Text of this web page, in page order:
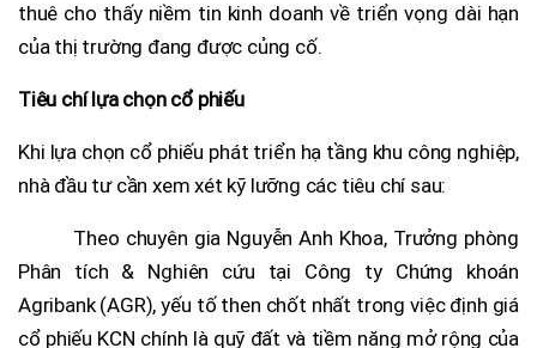
thuê cho thấy niềm tin kinh doanh về triển vọng dài hạn
của thị trường đang được củng cố.
Tiêu chí lựa chọn cổ phiếu
Khi lựa chọn cổ phiếu phát triển hạ tầng khu công nghiệp,
nhà đầu tư cần xem xét kỹ lưỡng các tiêu chí sau:
Theo chuyên gia Nguyễn Anh Khoa, Trưởng phòng
Phân tích & Nghiên cứu tại Công ty Chứng khoán
Agribank (AGR), yếu tố then chốt nhất trong việc định giá
cổ phiếu KCN chính là quỹ đất và tiềm năng mở rộng của